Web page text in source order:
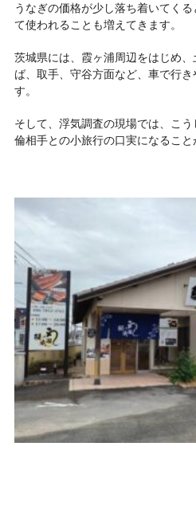
うなぎの価格が少し落ち着いてく
て使われることも増えてきます。
茨城県には、霞ヶ浦周辺をはじめ、
ば、取手、守谷方面など、車で行
す。
そして、浮気調査の現場では、こ
倫相手との小旅行の口実になること